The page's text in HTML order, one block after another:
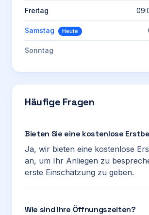
Freitag
Samstag Heute
Sonntag
Häufige Fragen
Bieten Sie eine kostenlose
Ja, wir bieten eine kostenlose
an, um Ihr Anliegen zu
erste Einschätzung zu geben.
Wie sind Ihre Öffnungszeiten?